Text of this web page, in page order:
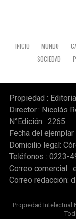
mayor
programas
INICIO MUNDO
SOCIEDAD
Propiedad :
Director : Nicolás
N°Edición : 2265
Fecha del
Domicilio legal:
Teléfonos : 0223-
Correo comercial :
Correo redacción:
Propiedad Intelectual